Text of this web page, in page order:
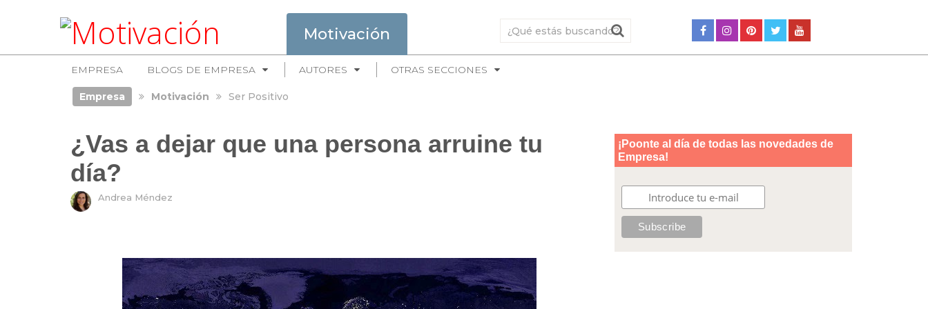
Motivación
EMPRESA BLOGS DE EMPRESA AUTORES OTRAS SECCIONES
Empresa Motivación Ser Positivo
¿Vas a dejar que una persona arruine tu
día?
Andrea Méndez